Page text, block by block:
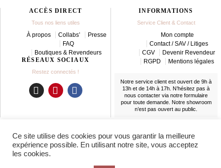
ACCÈS DIRECT
Tous nos liens utiles
À propos Collabs’
Presse
FAQ
Boutiques & Revendeurs
RÉSEAUX SOCIAUX
Restez connectés !
I
a
g
r
P
e
r
F
b
o
INFORMATIONS
Service Client & Contact
Mon compte
Contact / SAV / Litiges
CGV
Devenir Revendeur
RGPD
Mentions légales
Notre service client est ouvert de 9h à
13h et de 14h à 17h. N’hésitez pas à
nous contacter via notre formulaire
pour toute demande. Notre showroom
n’est pas ouvert au public.
En France et partout dans le monde
Ce site utilise des cookies pour vous garantir la meilleure
expérience possible. En utilisant notre site, vous acceptez
les cookies.